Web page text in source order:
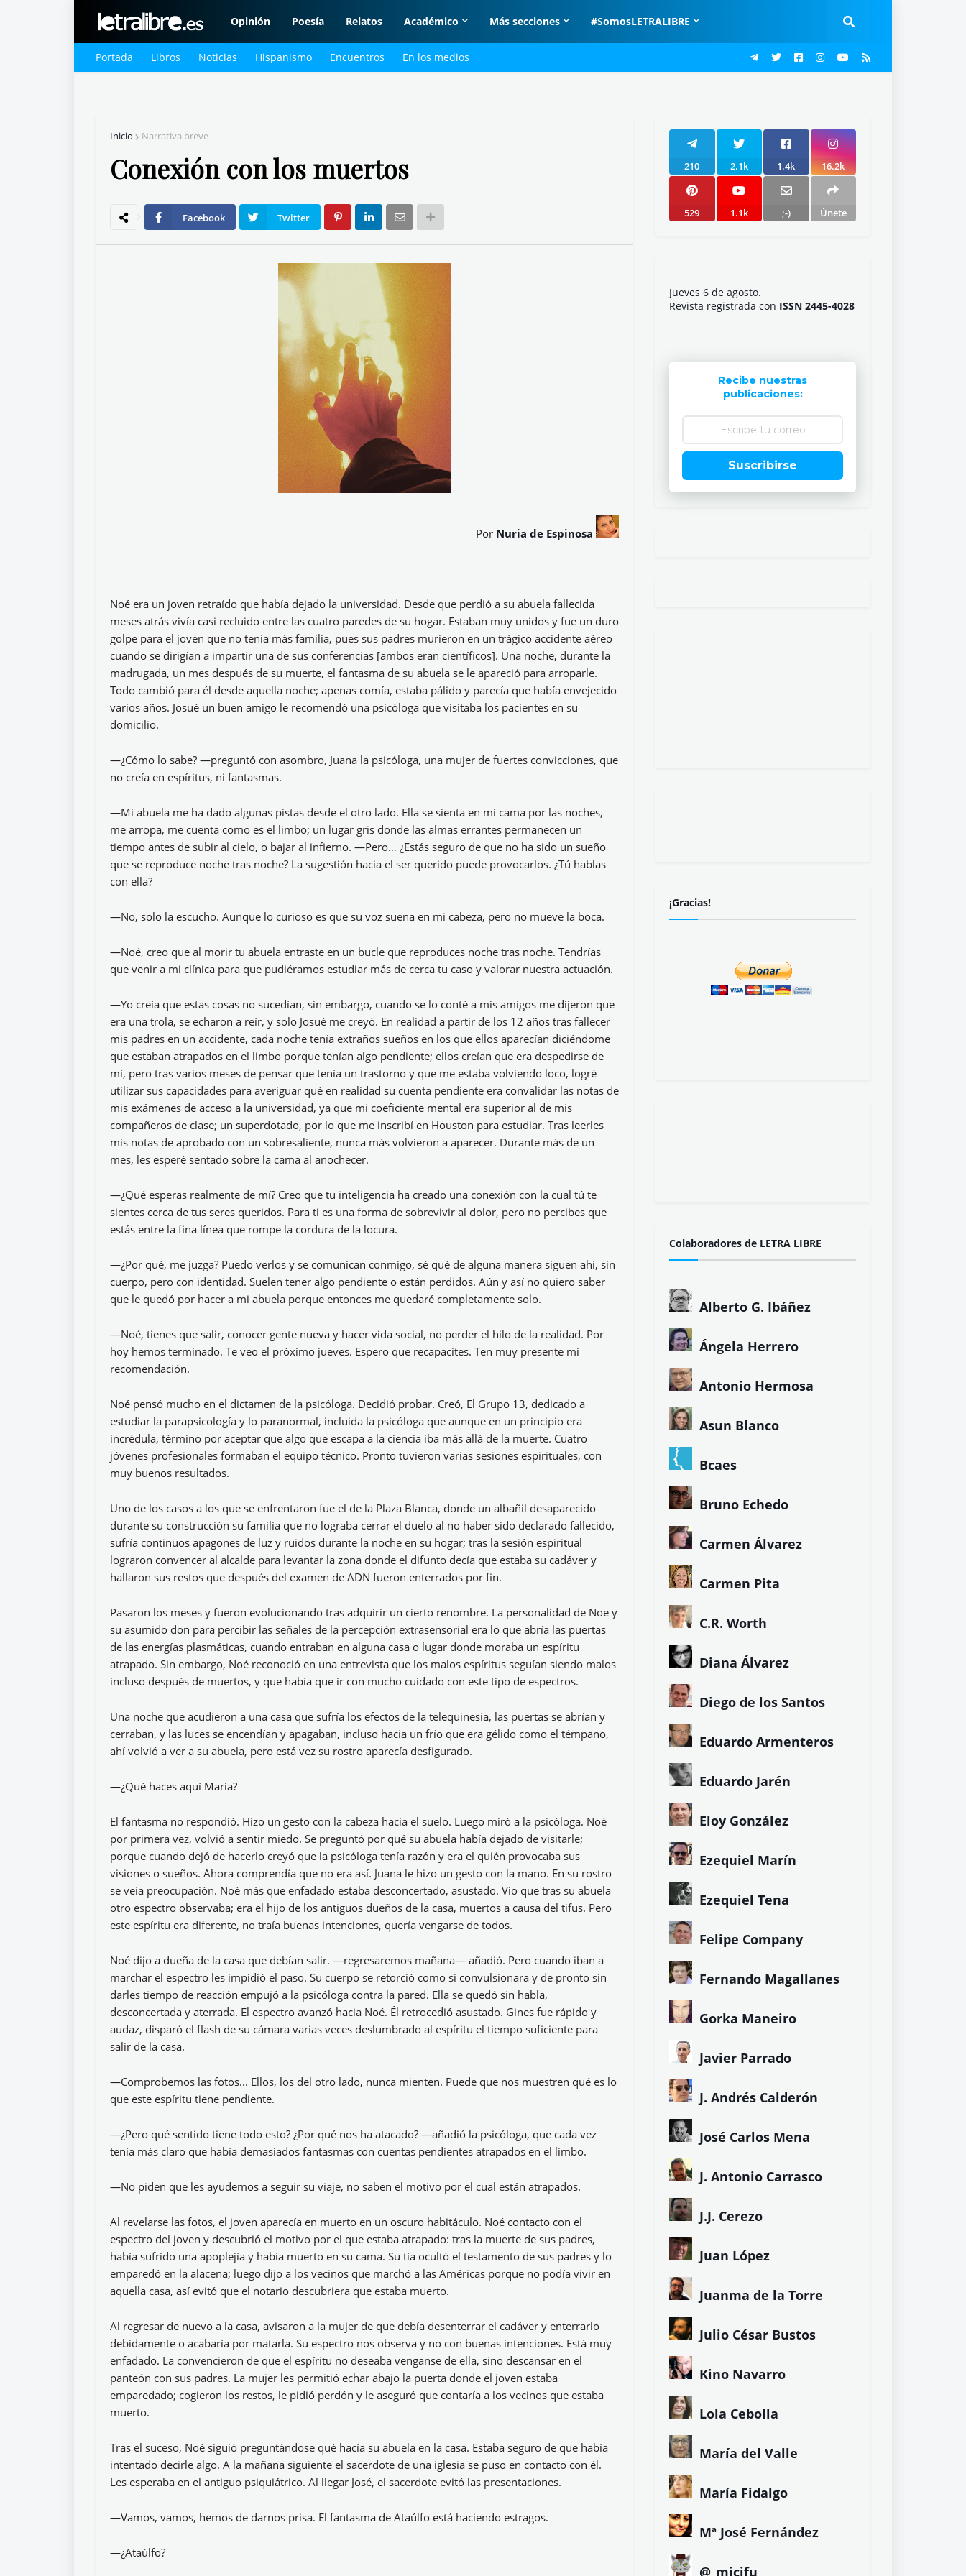
Opinión Poesía Relatos Académico Más secciones #SomosLETRALIBRE
Portada Libros Noticias Hispanismo Encuentros En los medios
Inicio Narrativa breve
Conexión con los muertos
Facebook Twitter
Por Nuria de Espinosa
Noé era un joven retraído que había dejado la universidad. Desde que perdió a su abuela fallecida
meses atrás vivía casi recluido entre las cuatro paredes de su hogar. Estaban muy unidos y fue un duro
golpe para el joven que no tenía más familia, pues sus padres murieron en un trágico accidente aéreo
cuando se dirigían a impartir una de sus conferencias [ambos eran científicos]. Una noche, durante la
madrugada, un mes después de su muerte, el fantasma de su abuela se le apareció para arroparle.
Todo cambió para él desde aquella noche; apenas comía, estaba pálido y parecía que había envejecido
varios años. Josué un buen amigo le recomendó una psicóloga que visitaba los pacientes en su
domicilio.
—¿Cómo lo sabe? —preguntó con asombro, Juana la psicóloga, una mujer de fuertes convicciones, que
no creía en espíritus, ni fantasmas.
—Mi abuela me ha dado algunas pistas desde el otro lado. Ella se sienta en mi cama por las noches,
me arropa, me cuenta como es el limbo; un lugar gris donde las almas errantes permanecen un
tiempo antes de subir al cielo, o bajar al infierno. —Pero… ¿Estás seguro de que no ha sido un sueño
que se reproduce noche tras noche? La sugestión hacia el ser querido puede provocarlos. ¿Tú hablas
con ella?
—No, solo la escucho. Aunque lo curioso es que su voz suena en mi cabeza, pero no mueve la boca.
—Noé, creo que al morir tu abuela entraste en un bucle que reproduces noche tras noche. Tendrías
que venir a mi clínica para que pudiéramos estudiar más de cerca tu caso y valorar nuestra actuación.
—Yo creía que estas cosas no sucedían, sin embargo, cuando se lo conté a mis amigos me dijeron que
era una trola, se echaron a reír, y solo Josué me creyó. En realidad a partir de los 12 años tras fallecer
mis padres en un accidente, cada noche tenía extraños sueños en los que ellos aparecían diciéndome
que estaban atrapados en el limbo porque tenían algo pendiente; ellos creían que era despedirse de
mí, pero tras varios meses de pensar que tenía un trastorno y que me estaba volviendo loco, logré
utilizar sus capacidades para averiguar qué en realidad su cuenta pendiente era convalidar las notas de
mis exámenes de acceso a la universidad, ya que mi coeficiente mental era superior al de mis
compañeros de clase; un superdotado, por lo que me inscribí en Houston para estudiar. Tras leerles
mis notas de aprobado con un sobresaliente, nunca más volvieron a aparecer. Durante más de un
mes, les esperé sentado sobre la cama al anochecer.
—¿Qué esperas realmente de mí? Creo que tu inteligencia ha creado una conexión con la cual tú te
sientes cerca de tus seres queridos. Para ti es una forma de sobrevivir al dolor, pero no percibes que
estás entre la fina línea que rompe la cordura de la locura.
—¿Por qué, me juzga? Puedo verlos y se comunican conmigo, sé qué de alguna manera siguen ahí, sin
cuerpo, pero con identidad. Suelen tener algo pendiente o están perdidos. Aún y así no quiero saber
que le quedó por hacer a mi abuela porque entonces me quedaré completamente solo.
—Noé, tienes que salir, conocer gente nueva y hacer vida social, no perder el hilo de la realidad. Por
hoy hemos terminado. Te veo el próximo jueves. Espero que recapacites. Ten muy presente mi
recomendación.
Noé pensó mucho en el dictamen de la psicóloga. Decidió probar. Creó, El Grupo 13, dedicado a
estudiar la parapsicología y lo paranormal, incluida la psicóloga que aunque en un principio era
incrédula, término por aceptar que algo que escapa a la ciencia iba más allá de la muerte. Cuatro
jóvenes profesionales formaban el equipo técnico. Pronto tuvieron varias sesiones espirituales, con
muy buenos resultados.
Uno de los casos a los que se enfrentaron fue el de la Plaza Blanca, donde un albañil desaparecido
durante su construcción su familia que no lograba cerrar el duelo al no haber sido declarado fallecido,
sufría continuos apagones de luz y ruidos durante la noche en su hogar; tras la sesión espiritual
lograron convencer al alcalde para levantar la zona donde el difunto decía que estaba su cadáver y
hallaron sus restos que después del examen de ADN fueron enterrados por fin.
Pasaron los meses y fueron evolucionando tras adquirir un cierto renombre. La personalidad de Noe y
su asumido don para percibir las señales de la percepción extrasensorial era lo que abría las puertas
de las energías plasmáticas, cuando entraban en alguna casa o lugar donde moraba un espíritu
atrapado. Sin embargo, Noé reconoció en una entrevista que los malos espíritus seguían siendo malos
incluso después de muertos, y que había que ir con mucho cuidado con este tipo de espectros.
Una noche que acudieron a una casa que sufría los efectos de la telequinesia, las puertas se abrían y
cerraban, y las luces se encendían y apagaban, incluso hacia un frío que era gélido como el témpano,
ahí volvió a ver a su abuela, pero está vez su rostro aparecía desfigurado.
—¿Qué haces aquí Maria?
El fantasma no respondió. Hizo un gesto con la cabeza hacia el suelo. Luego miró a la psicóloga. Noé
por primera vez, volvió a sentir miedo. Se preguntó por qué su abuela había dejado de visitarle;
porque cuando dejó de hacerlo creyó que la psicóloga tenía razón y era el quién provocaba sus
visiones o sueños. Ahora comprendía que no era así. Juana le hizo un gesto con la mano. En su rostro
se veía preocupación. Noé más que enfadado estaba desconcertado, asustado. Vio que tras su abuela
otro espectro observaba; era el hijo de los antiguos dueños de la casa, muertos a causa del tifus. Pero
este espíritu era diferente, no traía buenas intenciones, quería vengarse de todos.
Noé dijo a dueña de la casa que debían salir. —regresaremos mañana— añadió. Pero cuando iban a
marchar el espectro les impidió el paso. Su cuerpo se retorció como si convulsionara y de pronto sin
darles tiempo de reacción empujó a la psicóloga contra la pared. Ella se quedó sin habla,
desconcertada y aterrada. El espectro avanzó hacia Noé. Él retrocedió asustado. Gines fue rápido y
audaz, disparó el flash de su cámara varias veces deslumbrado al espíritu el tiempo suficiente para
salir de la casa.
—Comprobemos las fotos... Ellos, los del otro lado, nunca mienten. Puede que nos muestren qué es lo
que este espíritu tiene pendiente.
—¿Pero qué sentido tiene todo esto? ¿Por qué nos ha atacado? —añadió la psicóloga, que cada vez
tenía más claro que había demasiados fantasmas con cuentas pendientes atrapados en el limbo.
—No piden que les ayudemos a seguir su viaje, no saben el motivo por el cual están atrapados.
Al revelarse las fotos, el joven aparecía en muerto en un oscuro habitáculo. Noé contacto con el
espectro del joven y descubrió el motivo por el que estaba atrapado: tras la muerte de sus padres,
había sufrido una apoplejía y había muerto en su cama. Su tía ocultó el testamento de sus padres y lo
emparedó en la alacena; luego dijo a los vecinos que marchó a las Américas porque no podía vivir en
aquella casa, así evitó que el notario descubriera que estaba muerto.
Al regresar de nuevo a la casa, avisaron a la mujer de que debía desenterrar el cadáver y enterrarlo
debidamente o acabaría por matarla. Su espectro nos observa y no con buenas intenciones. Está muy
enfadado. La convencieron de que el espíritu no deseaba venganse de ella, sino descansar en el
panteón con sus padres. La mujer les permitió echar abajo la puerta donde el joven estaba
emparedado; cogieron los restos, le pidió perdón y le aseguró que contaría a los vecinos que estaba
muerto.
Tras el suceso, Noé siguió preguntándose qué hacía su abuela en la casa. Estaba seguro de que había
intentado decirle algo. A la mañana siguiente el sacerdote de una iglesia se puso en contacto con él.
Les esperaba en el antiguo psiquiátrico. Al llegar José, el sacerdote evitó las presentaciones.
—Vamos, vamos, hemos de darnos prisa. El fantasma de Ataúlfo está haciendo estragos.
—¿Ataúlfo?
210 2.1k 1.4k 16.2k
529 1.1k ;-) Únete
Jueves 6 de agosto.
Revista registrada con ISSN 2445-4028
Recibe nuestras
publicaciones:
Suscribirse
¡Gracias!
Colaboradores de LETRA LIBRE
Alberto G. Ibáñez
Ángela Herrero
Antonio Hermosa
Asun Blanco
Bcaes
Bruno Echedo
Carmen Álvarez
Carmen Pita
C.R. Worth
Diana Álvarez
Diego de los Santos
Eduardo Armenteros
Eduardo Jarén
Eloy González
Ezequiel Marín
Ezequiel Tena
Felipe Company
Fernando Magallanes
Gorka Maneiro
Javier Parrado
J. Andrés Calderón
José Carlos Mena
J. Antonio Carrasco
J.J. Cerezo
Juan López
Juanma de la Torre
Julio César Bustos
Kino Navarro
Lola Cebolla
María del Valle
María Fidalgo
Mª José Fernández
@_micifu_